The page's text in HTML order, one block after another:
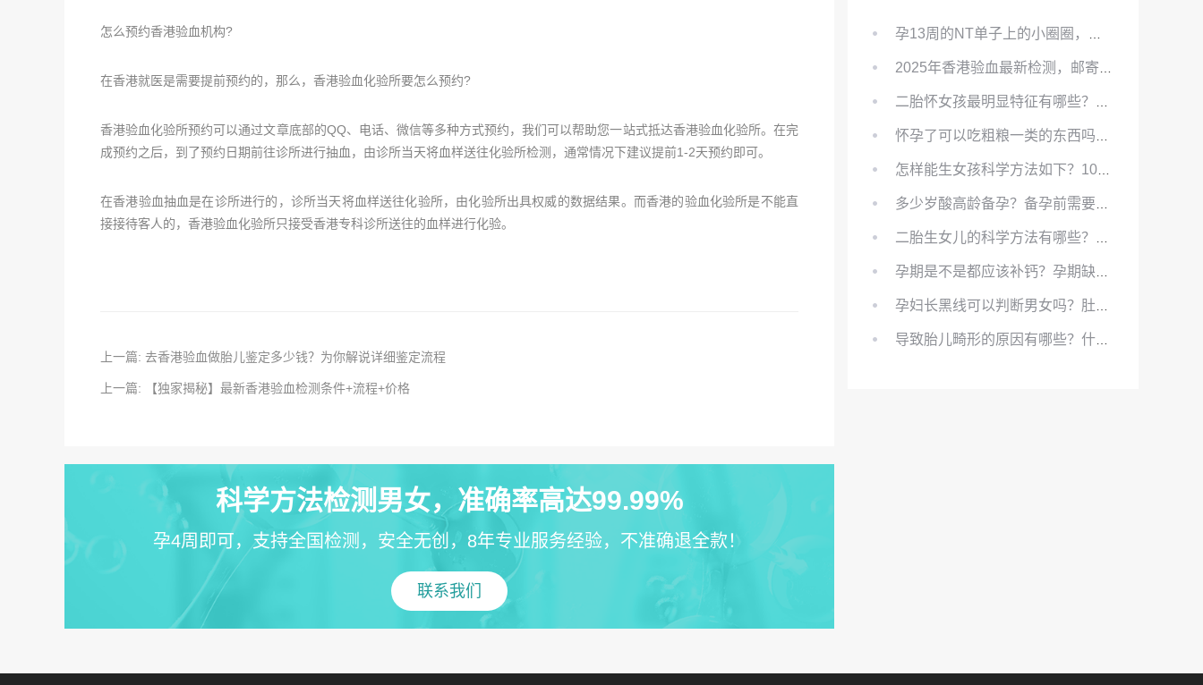
怎么预约香港验血机构?
在香港就医是需要提前预约的，那么，香港验血化验所要怎么预约?
香港验血化验所预约可以通过文章底部的QQ、电话、微信等多种方式预约，我们可以帮助您一站式抵达香港验血化验所。在完
成预约之后，到了预约日期前往诊所进行抽血，由诊所当天将血样送往化验所检测，通常情况下建议提前1-2天预约即可。
在香港验血抽血是在诊所进行的，诊所当天将血样送往化验所，由化验所出具权威的数据结果。而香港的验血化验所是不能直
接接待客人的，香港验血化验所只接受香港专科诊所送往的血样进行化验。
上一篇: 去香港验血做胎儿鉴定多少钱？为你解说详细鉴定流程
上一篇: 【独家揭秘】最新香港验血检测条件+流程+价格
科学方法检测男女，准确率高达99.99%
孕4周即可，支持全国检测，安全无创，8年专业服务经验，不准确退全款！
联系我们